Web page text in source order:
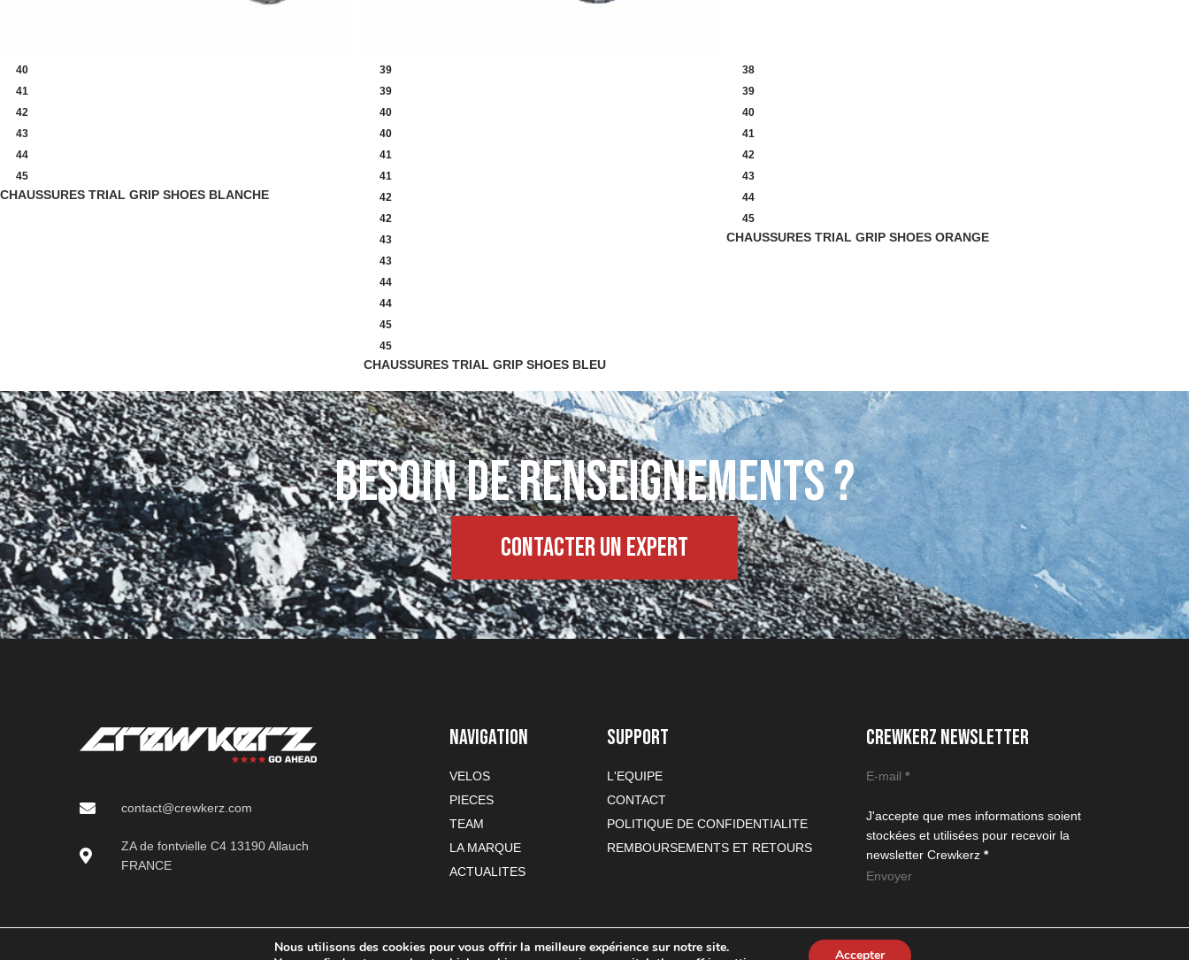
40
41
42
43
44
45
CHAUSSURES TRIAL GRIP SHOES BLANCHE
39
39
40
40
41
41
42
42
43
43
44
44
45
45
CHAUSSURES TRIAL GRIP SHOES BLEU
38
39
40
41
42
43
44
45
CHAUSSURES TRIAL GRIP SHOES ORANGE
Besoin de renseignements ?
Contacter un expert
contact@crewkerz.com
ZA de fontvielle C4 13190 Allauch
FRANCE
NAVIGATION
VELOS
PIECES
TEAM
LA MARQUE
ACTUALITES
SUPPORT
L'EQUIPE
CONTACT
POLITIQUE DE CONFIDENTIALITE
REMBOURSEMENTS ET RETOURS
CREWKERZ NEWSLETTER
Section
E-mail *
J'accepte que mes informations soient
stockées et utilisées pour recevoir la
newsletter Crewkerz *
Envoyer
Nous utilisons des cookies pour vous offrir la meilleure expérience sur notre site.
Accepter